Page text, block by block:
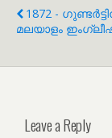
1872 -
മലയാളം
Leave a Reply